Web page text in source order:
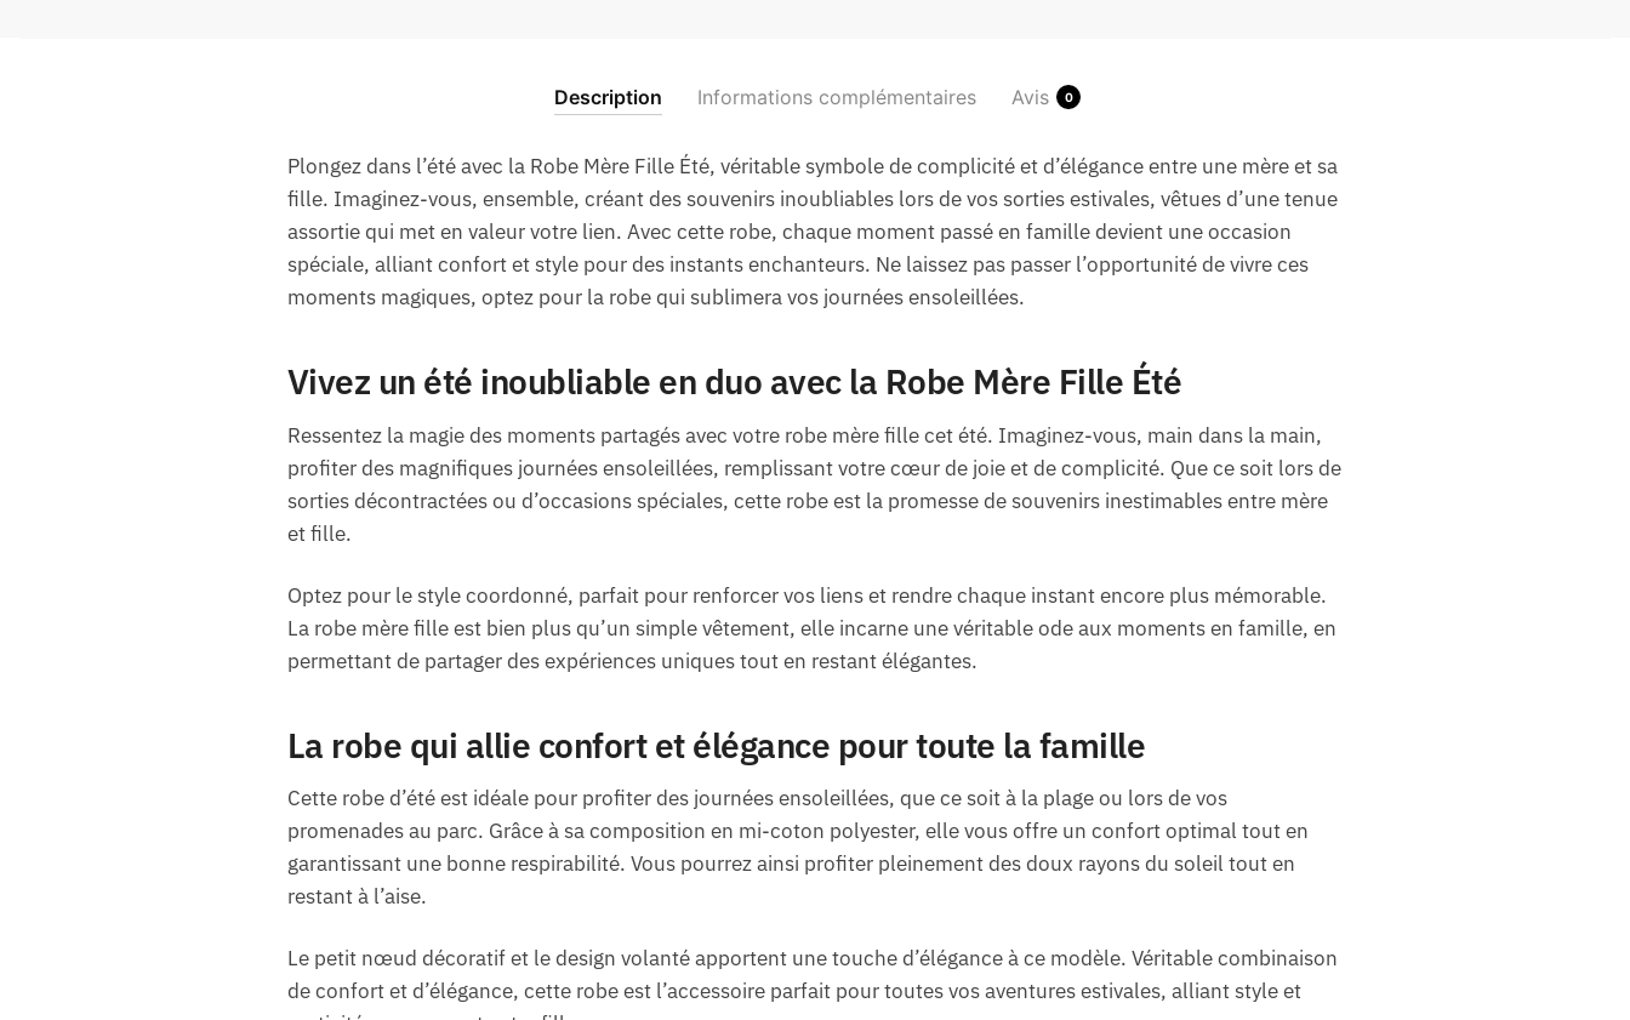
Description Informations complémentaires Avis 0
Plongez dans l’été avec la Robe Mère Fille Été, véritable symbole de complicité et d’élégance entre une mère et sa
fille. Imaginez-vous, ensemble, créant des souvenirs inoubliables lors de vos sorties estivales, vêtues d’une tenue
assortie qui met en valeur votre lien. Avec cette robe, chaque moment passé en famille devient une occasion
spéciale, alliant confort et style pour des instants enchanteurs. Ne laissez pas passer l’opportunité de vivre ces
moments magiques, optez pour la robe qui sublimera vos journées ensoleillées.
Vivez un été inoubliable en duo avec la Robe Mère Fille Été
Ressentez la magie des moments partagés avec votre robe mère fille cet été. Imaginez-vous, main dans la main,
profiter des magnifiques journées ensoleillées, remplissant votre cœur de joie et de complicité. Que ce soit lors de
sorties décontractées ou d’occasions spéciales, cette robe est la promesse de souvenirs inestimables entre mère
et fille.
Optez pour le style coordonné, parfait pour renforcer vos liens et rendre chaque instant encore plus mémorable.
La robe mère fille est bien plus qu’un simple vêtement, elle incarne une véritable ode aux moments en famille, en
permettant de partager des expériences uniques tout en restant élégantes.
La robe qui allie confort et élégance pour toute la famille
Cette robe d’été est idéale pour profiter des journées ensoleillées, que ce soit à la plage ou lors de vos
promenades au parc. Grâce à sa composition en mi-coton polyester, elle vous offre un confort optimal tout en
garantissant une bonne respirabilité. Vous pourrez ainsi profiter pleinement des doux rayons du soleil tout en
restant à l’aise.
Le petit nœud décoratif et le design volanté apportent une touche d’élégance à ce modèle. Véritable combinaison
de confort et d’élégance, cette robe est l’accessoire parfait pour toutes vos aventures estivales, alliant style et